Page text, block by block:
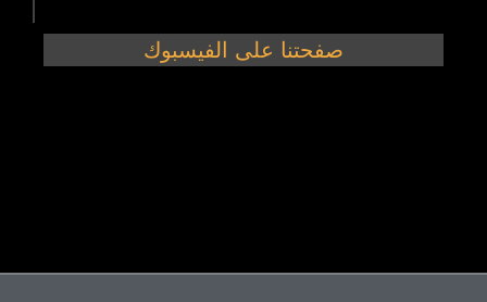
صفحتنا على الفيسبوك